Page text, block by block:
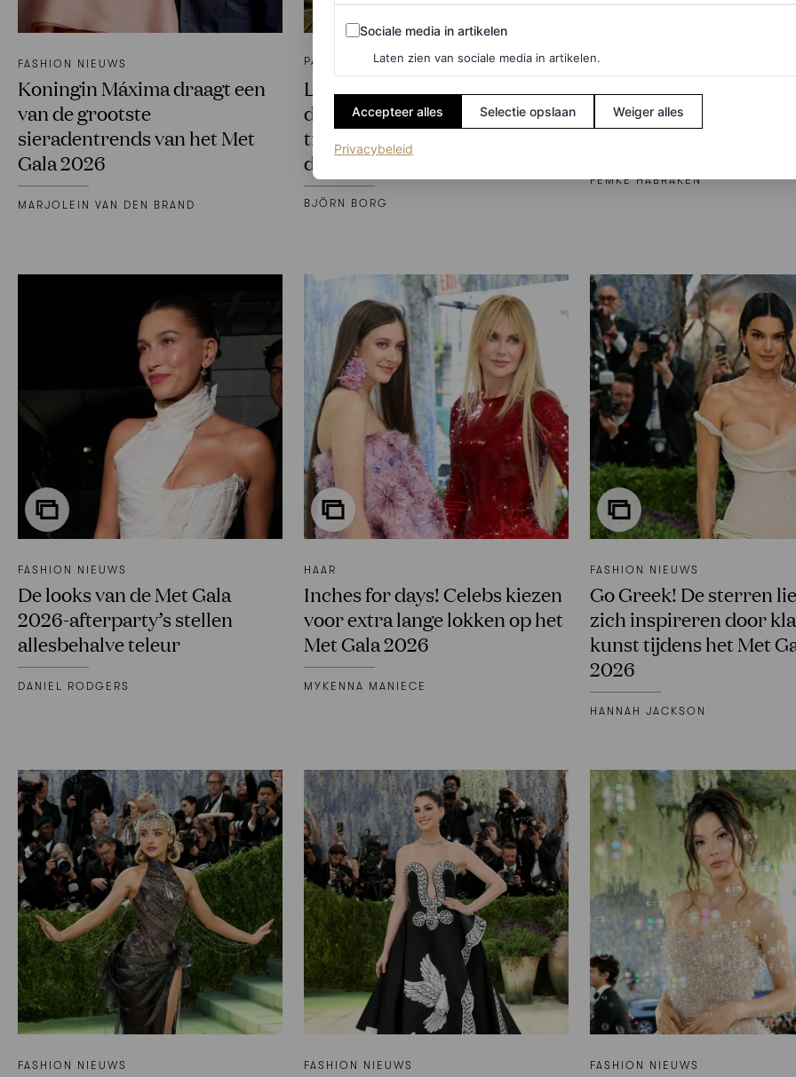
FASHION NIEUWS
Koningin Máxima draagt een
van de grootste
sieradentrends van het Met
Gala 2026
MARJOLEIN VAN DEN BRAND
PARTNERSHIP
Let’s talk sportswear: Vogue
duidde de tennis inspired
trends van de zomer tijdens
dit rooftop event
BJÖRN BORG
FASHION NIEUWS
Beyoncé droeg niet één,
twee jaw dropping looks
het Met Gala 2026
FEMKE HABRAKEN
FASHION NIEUWS
De looks van de Met Gala
2026-afterparty’s stellen
allesbehalve teleur
DANIEL RODGERS
HAAR
Inches for days! Celebs kiezen
voor extra lange lokken op het
Met Gala 2026
MYKENNA MANIECE
FASHION NIEUWS
Go Greek! De sterren
zich inspireren door
kunst tijdens het Met
2026
HANNAH JACKSON
FASHION NIEUWS FASHION NIEUWS FASHION NIEUWS
Sociale media in artikelen
Sociale media in artikelen
Laten zien van sociale media in artikelen.
Accepteer alles Selectie opslaan Weiger alles
Privacybeleid